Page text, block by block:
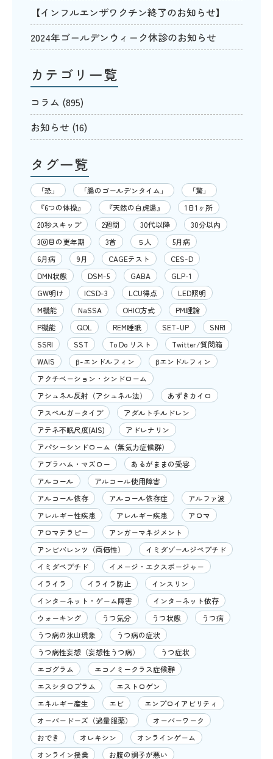
【インフルエンザワクチン終了のお知らせ】
2024年ゴールデンウィーク休診のお知らせ
カテゴリ一覧
コラム (895)
お知らせ (16)
タグ一覧
「恐」 「腸のゴールデンタイム」
「驚」
『6つの体操』
『天然の白虎湯』
1日1ヶ所
20秒スキップ
2週間 30代以降
30分以内
3回目の更年期
3首 ５人
5月病
6月病
9月 CAGEテスト
CES-D
DMN状態
DSM-5 GABA
GLP-1
GW明け
ICSD-3 LCU得点
LED照明
M機能
NaSSA OHIO方式
PM理論
P機能
QOL REM睡眠 SET-UP
SNRI
SSRI
SST To Do リスト
Twitter/質問箱
WAIS
β-エンドルフィン
βエンドルフィン
アクチベーション・シンドローム
アシュネル反射（アシュネル法）
あずきカイロ
アスペルガータイプ
アダルトチルドレン
アテネ不眠尺度(AIS)
アドレナリン
アパシーシンドローム（無気力症候群）
アブラハム・マズロー
あるがままの受容
アルコール
アルコール使用障害
アルコール依存
アルコール依存症
アルファ波
アレルギー性疾患
アレルギー疾患
アロマ
アロマテラピー
アンガーマネジメント
アンビバレンツ（両価性）
イミダゾールジペプチド
イミダペプチド
イメージ・エクスポージャー
イライラ
イライラ防止
インスリン
インターネット・ゲーム障害
インターネット依存
ウォーキング
うつ気分 うつ状態
うつ病
うつ病の氷山現象
うつ病の症状
うつ病性妄想（妄想性うつ病）
うつ症状
エゴグラム
エコノミークラス症候群
エスシタロプラム
エストロゲン
エネルギー産生
エビ
エンプロイアビリティ
オーバードーズ（過量服薬）
オーバーワーク
おでき
オレキシン
オンラインゲーム
オンライン授業
お腹の調子が悪い